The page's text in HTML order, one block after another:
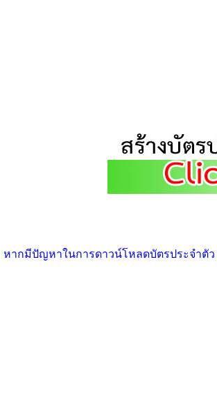
หากมีปัญหาในการดาวน์โหลดบัตรประจำตัว